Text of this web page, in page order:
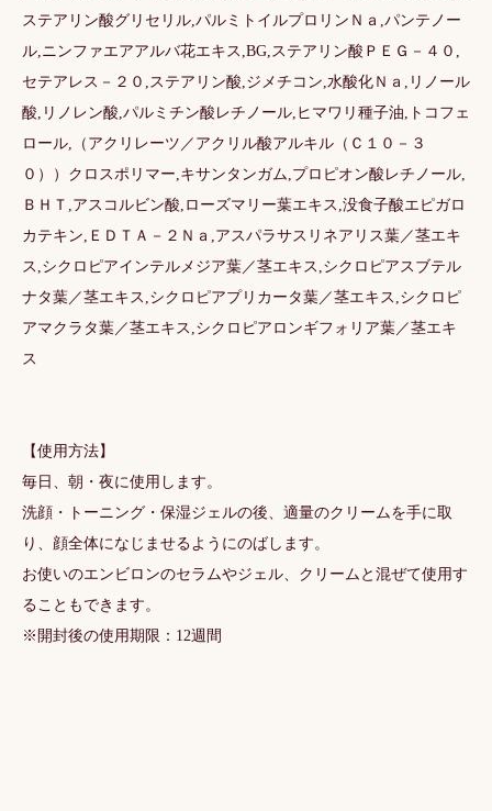
ステアリン酸グリセリル,パルミトイルプロリンＮａ,パンテノー
ル,ニンファエアアルバ花エキス,BG,ステアリン酸ＰＥＧ－４０,
セテアレス－２０,ステアリン酸,ジメチコン,水酸化Ｎａ,リノール
酸,リノレン酸,パルミチン酸レチノール,ヒマワリ種子油,トコフェ
ロール,（アクリレーツ／アクリル酸アルキル（Ｃ１０－３
０））クロスポリマー,キサンタンガム,プロピオン酸レチノール,
ＢＨＴ,アスコルビン酸,ローズマリー葉エキス,没食子酸エピガロ
カテキン,ＥＤＴＡ－２Ｎａ,アスパラサスリネアリス葉／茎エキ
ス,シクロピアインテルメジア葉／茎エキス,シクロピアスブテル
ナタ葉／茎エキス,シクロピアプリカータ葉／茎エキス,シクロピ
アマクラタ葉／茎エキス,シクロピアロンギフォリア葉／茎エキ
ス
【使用方法】
毎日、朝・夜に使用します。
洗顔・トーニング・保湿ジェルの後、適量のクリームを手に取
り、顔全体になじませるようにのばします。
お使いのエンビロンのセラムやジェル、クリームと混ぜて使用す
ることもできます。
※開封後の使用期限：12週間